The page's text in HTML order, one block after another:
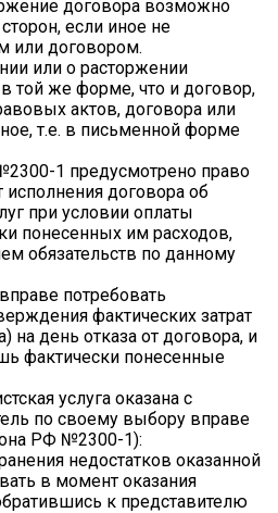
договора возможно
если иное не
или договором.
или о расторжении
той же форме, что и договор,
актов, договора или
т.е. в письменной форме
1 предусмотрено право
исполнения договора об
при условии оплаты
понесенных им расходов,
обязательств по данному
потребовать
фактических затрат
на день отказа от договора, и
фактически понесенные
услуга оказана с
по своему выбору вправе
РФ №2300-1):
недостатков оказанной
в момент оказания
к представителю